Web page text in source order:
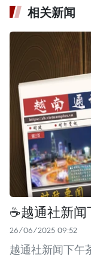
相关新闻
☕️越通社新闻
26/06/2025 09:52
越通社新闻下午